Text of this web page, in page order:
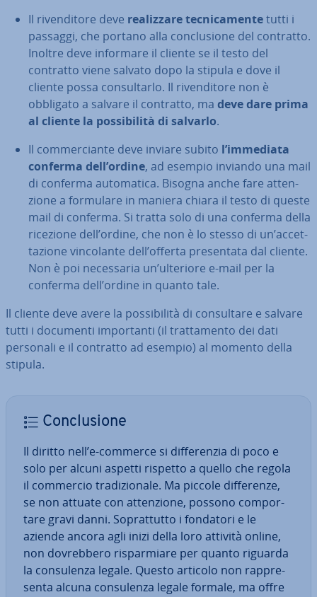
Il ri­ven­di­to­re deve rea­liz­za­re tec­ni­ca­men­tetutti i
passaggi, che portano alla con­clu­sio­ne del contratto.
Inoltre deve informare il cliente se il testo del
contratto viene salvato dopo la stipula e dove il
cliente possa con­sul­tar­lo. Il ri­ven­di­to­re non è
obbligato a salvare il contratto, ma deve dare prima
al cliente la pos­si­bi­li­tà di salvarlo.
Il com­mer­cian­te deve inviare subito l’immediata
conferma dell’ordine, ad esempio inviando una mail
di conferma au­to­ma­ti­ca. Bisogna anche fare at­ten­
zio­ne a formulare in maniera chiara il testo di queste
mail di conferma. Si tratta solo di una conferma della
ricezione dell’ordine, che non è lo stesso di un’ac­cet­
ta­zio­ne vin­co­lan­te dell’offerta pre­sen­ta­ta dal cliente.
Non è poi ne­ces­sa­ria un’ulteriore e-mail per la
conferma dell’ordine in quanto tale.
Il cliente deve avere la pos­si­bi­li­tà di con­sul­ta­re e salvare
tutti i documenti im­por­tan­ti (il trat­ta­men­to dei dati
personali e il contratto ad esempio) al momento della
stipula.
Con­clu­sio­ne
Il diritto nell’e-commerce si dif­fe­ren­zia di poco e
solo per alcuni aspetti rispetto a quello che regola
il commercio tra­di­zio­na­le. Ma piccole dif­fe­ren­ze,
se non attuate con at­ten­zio­ne, possono com­por­
ta­re gravi danni. So­prat­tut­to i fondatori e le
aziende ancora agli inizi della loro attività online,
non do­vreb­be­ro ri­spar­mia­re per quanto riguarda
la con­su­len­za legale. Questo articolo non rap­pre­
sen­ta alcuna con­su­len­za legale formale, ma offre